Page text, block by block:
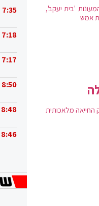
'בית יעקב',
אמש
החייאה מלאכותית
7:35
7:18
7:17
8:50
8:48
8:46